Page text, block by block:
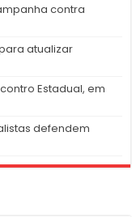
contra
atualizar
Estadual, em
defendem